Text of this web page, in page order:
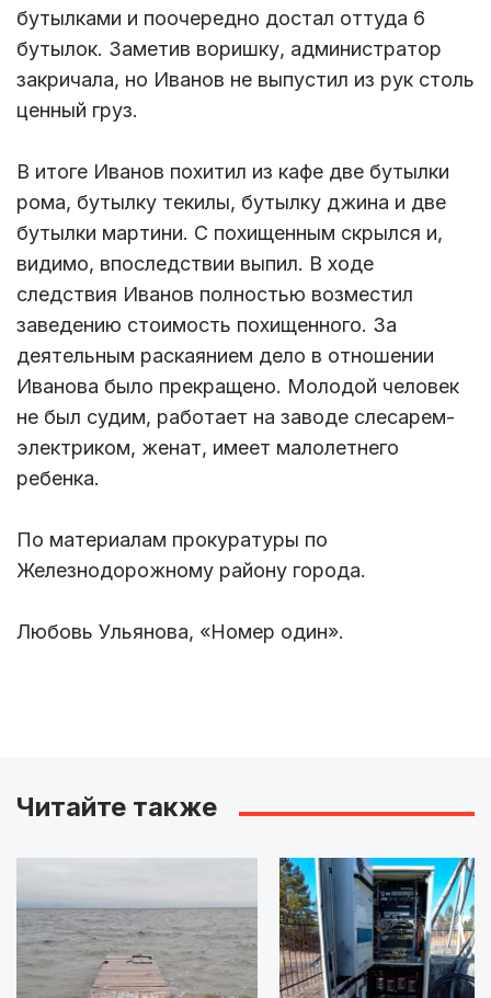
бутылками и поочередно достал оттуда 6
бутылок. Заметив воришку, администратор
закричала, но Иванов не выпустил из рук столь
ценный груз.
В итоге Иванов похитил из кафе две бутылки
рома, бутылку текилы, бутылку джина и две
бутылки мартини. С похищенным скрылся и,
видимо, впоследствии выпил. В ходе
следствия Иванов полностью возместил
заведению стоимость похищенного. За
деятельным раскаянием дело в отношении
Иванова было прекращено. Молодой человек
не был судим, работает на заводе слесарем-
электриком, женат, имеет малолетнего
ребенка.
По материалам прокуратуры по
Железнодорожному району города.
Любовь Ульянова, «Номер один».
Читайте также